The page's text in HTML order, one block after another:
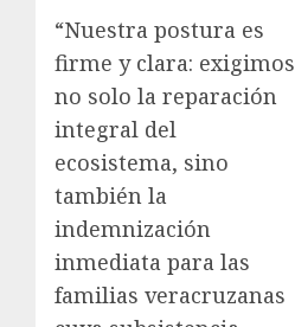
“Nuestra postura es
firme y clara: exigimos
no solo la reparación
integral del
ecosistema, sino
también la
indemnización
inmediata para las
familias veracruzanas